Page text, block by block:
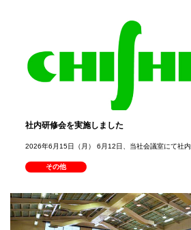
社内研修会を実施しました
2026年6月15日（月） 6月12日、当社会議室にて社
その他